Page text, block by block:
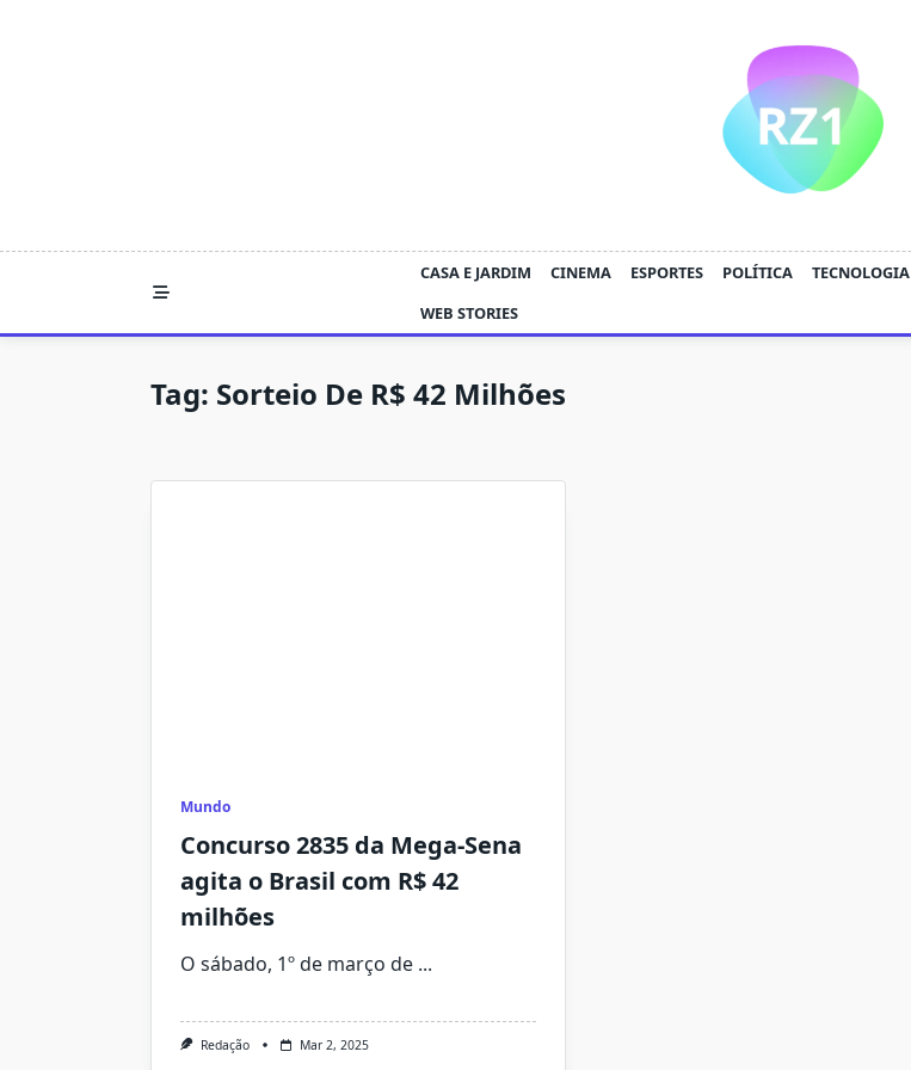
CASA E JARDIM CINEMA ESPORTES POLÍTICA TECNOLOGIA
WEB STORIES
Tag: Sorteio De R$ 42 Milhões
Mundo
Concurso 2835 da Mega-Sena
agita o Brasil com R$ 42
milhões
O sábado, 1º de março de ...
Redação Mar 2, 2025